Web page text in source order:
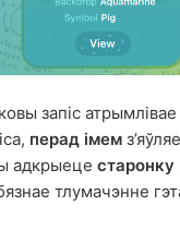
запіс
перад імем
адкрыеце старонку
тлумачэнне